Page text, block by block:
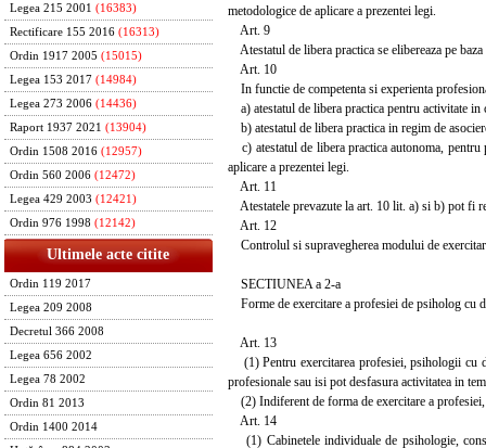
Legea 215 2001 (16383)
Rectificare 155 2016 (16313)
Ordin 1917 2005 (15015)
Legea 153 2017 (14984)
Legea 273 2006 (14436)
Raport 1937 2021 (13904)
Ordin 1508 2016 (12957)
Ordin 560 2006 (12472)
Legea 429 2003 (12421)
Ordin 976 1998 (12142)
Ultimele acte citite
Ordin 119 2017
Legea 209 2008
Decretul 366 2008
Legea 656 2002
Legea 78 2002
Ordin 81 2013
Ordin 1400 2014
metodologice de aplicare a prezentei legi.
Art. 9
Atestatul de libera practica se elibereaza pe
Art. 10
In functie de competenta si experienta
a) atestatul de libera practica pentru activitate
b) atestatul de libera practica in regim de
c) atestatul de libera practica autonoma,
aplicare a prezentei legi.
Art. 11
Atestatele prevazute la art. 10 lit. a) si b) pot fi
Art. 12
Controlul si supravegherea modului de
SECTIUNEA a 2-a
Forme de exercitare a profesiei de psiholog cu
Art. 13
(1) Pentru exercitarea profesiei, psihologii cu
profesionale sau isi pot desfasura activitatea in
(2) Indiferent de forma de exercitare a
Art. 14
(1) Cabinetele individuale de psihologie,